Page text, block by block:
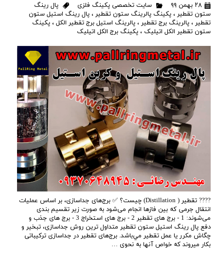
۲۸ بهمن ۹۹ سایت تخصصی پکینگ فلزی
پال رینگ
ستون تقطیر ، پکینگ پالرینگ ستون تقطیر ، پال رینگ استیل ستون
تقطیر ، پالرینگ برج تقطیر ، پالرینگ استیل برج تقطیر الکل ، پکینگ
ستون تقطیر الکل اتیلیک ، پکینگ برج الکل اتیلیک
???? تقطير ( Distillation) چیست؟ ✅ برج‌های جداسازی، بر اساس عمليات
انتقال جرمی كه بين فازها انجام می‌شود به صورت زير تقسيم بندی
می‌شوند: 1 - برج های تقطير 2 - برج های استخراج 3 - برج های جذب و
دفع پال رینگ استیل ستون تقطیر متداول ترين روش جداسازی، تبخير و
چگاش مكرر يا عمل تقطير مي‌باشد. برج‌های تقطیر در جداسازی ترکیباتی
بکار میروند که خواص آنها به نحوی …